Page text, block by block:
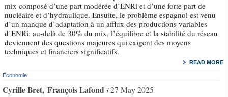
mix composé d’une part modérée d’ENRi et d’une forte part de
nucléaire et d’hydraulique. Ensuite, le problème espagnol est venu
d’un manque d’adaptation à un afflux des productions variables
d’ENRi: au-delà de 30% du mix, l’équilibre et la stabilité du réseau
deviennent des questions majeures qui exigent des moyens
techniques et financiers significatifs.
READ MORE
Économie
Cyrille Bret François Lafond 27 May 2025